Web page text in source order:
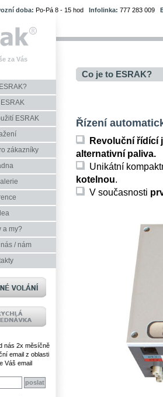
doba: Po-Pá 8 - 15 hod Infolinka: 777 283 009
za Vás
ESRAK
zákazníky
a my?
/ nám
nás 2x měsíčně
email z oblasti
Váš email
Co je to ESRAK?
Řízení
Revoluční řídící
alternativní paliva.
Unikátní
kotelnou.
V současnosti